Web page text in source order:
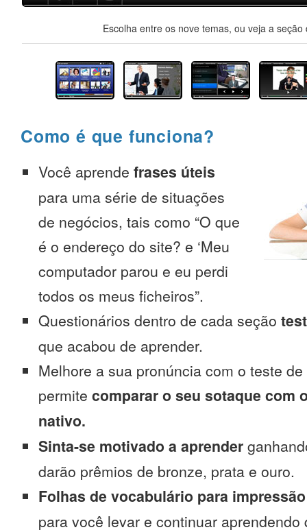
Escolha entre os nove temas, ou veja a
Como é que funciona?
Você aprende frases úteis
para uma série de situações
de negócios, tais como “O que
é o endereço do site? e ‘Meu
computador parou e eu perdi
todos os meus ficheiros”.
Questionários dentro de cada seção
que acabou de aprender.
Melhore a sua pronúncia com o teste
permite comparar o seu sotaque com
nativo.
Sinta-se motivado a aprender
darão prêmios de bronze, prata e ouro.
Folhas de vocabulário para impressão
para você levar e continuar aprendendo